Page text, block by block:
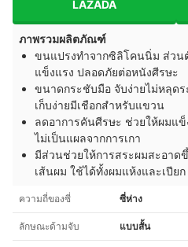
LAZADA
ภาพรวมผลิตภัณฑ์
ขนแปรงทำจากซิลิโคนนิ่ม ส่วน
แข็งแรง ปลอดภัยต่อหนังศีรษะ
ขนาดกระชับมือ จับง่ายไม่หลุด
เก็บง่ายมีเชือกสำหรับแขวน
ลดอาการคันศีรษะ ช่วยให้ผมแ
ไม่เป็นแผลจากการเกา
มีส่วนช่วยให้การสระผมสะอาด
เส้นผม ใช้ได้ทั้งผมแห้งและเปียก
ความถี่ของซี่ ซี่ห่าง
ลักษณะด้ามจับ แบบสั้น